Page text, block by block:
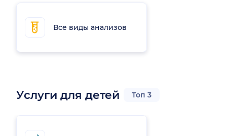
Все виды анализов
Услуги для детей Топ 3